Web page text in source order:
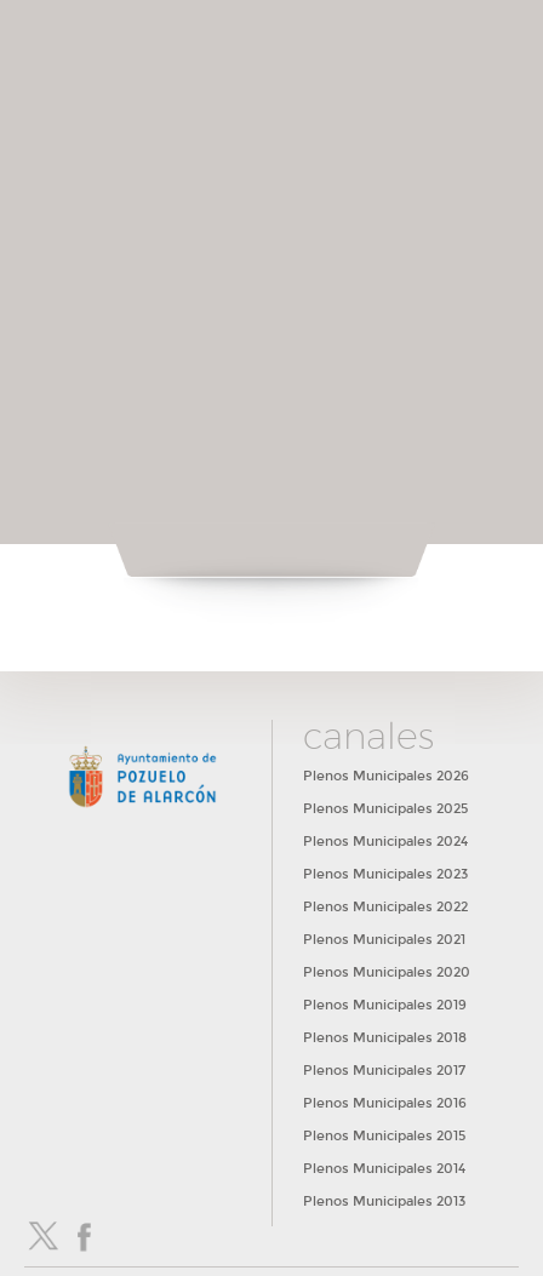
canales
Plenos Municipales 2026
Plenos Municipales 2025
Plenos Municipales 2024
Plenos Municipales 2023
Plenos Municipales 2022
Plenos Municipales 2021
Plenos Municipales 2020
Plenos Municipales 2019
Plenos Municipales 2018
Plenos Municipales 2017
Plenos Municipales 2016
Plenos Municipales 2015
Plenos Municipales 2014
Plenos Municipales 2013